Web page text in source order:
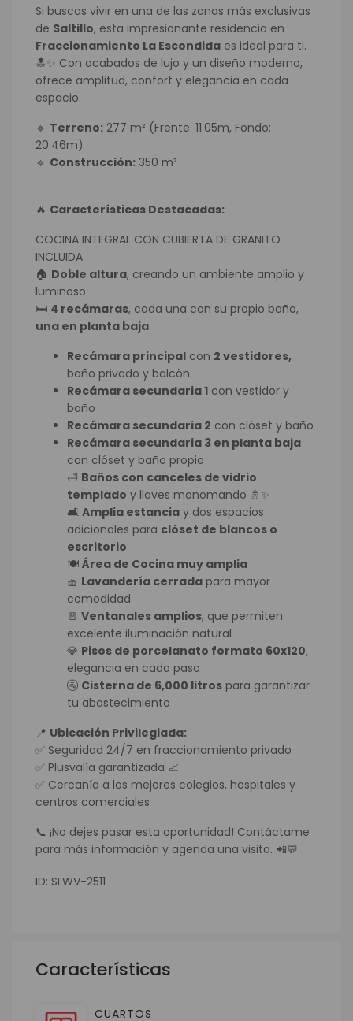
Si buscas vivir en una de las zonas más exclusivas
de Saltillo, esta impresionante residencia en
Fraccionamiento La Escondida es ideal para ti.
🔝✨ Con acabados de lujo y un diseño moderno,
ofrece amplitud, confort y elegancia en cada
espacio.
🔹 Terreno: 277 m² (Frente: 11.05m, Fondo:
20.46m)
🔹 Construcción: 350 m²
🔥 Características Destacadas:
COCINA INTEGRAL CON CUBIERTA DE GRANITO
INCLUIDA
🏠 Doble altura, creando un ambiente amplio y
luminoso
🛏️ 4 recámaras, cada una con su propio baño,
una en planta baja
Recámara principal con 2 vestidores,
baño privado y balcón.
Recámara secundaria 1 con vestidor y
baño
Recámara secundaria 2 con clóset y baño
Recámara secundaria 3 en planta baja
con clóset y baño propio
🛁 Baños con canceles de vidrio
templado y llaves monomando 🚿✨
🛋️ Amplia estancia y dos espacios
adicionales para clóset de blancos o
escritorio
🍽️ Área de Cocina muy amplia
🧺 Lavandería cerrada para mayor
comodidad
🚪 Ventanales amplios, que permiten
excelente iluminación natural
💎 Pisos de porcelanato formato 60x120,
elegancia en cada paso
🚰 Cisterna de 6,000 litros para garantizar
tu abastecimiento
📍 Ubicación Privilegiada:
✅ Seguridad 24/7 en fraccionamiento privado
✅ Plusvalía garantizada 📈
✅ Cercanía a los mejores colegios, hospitales y
centros comerciales
📞 ¡No dejes pasar esta oportunidad! Contáctame
para más información y agenda una visita. 📲💬
ID: SLWV-2511
Características
CUARTOS